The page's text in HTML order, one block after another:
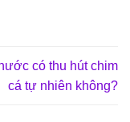
có thu hút chim
cá tự nhiên không?